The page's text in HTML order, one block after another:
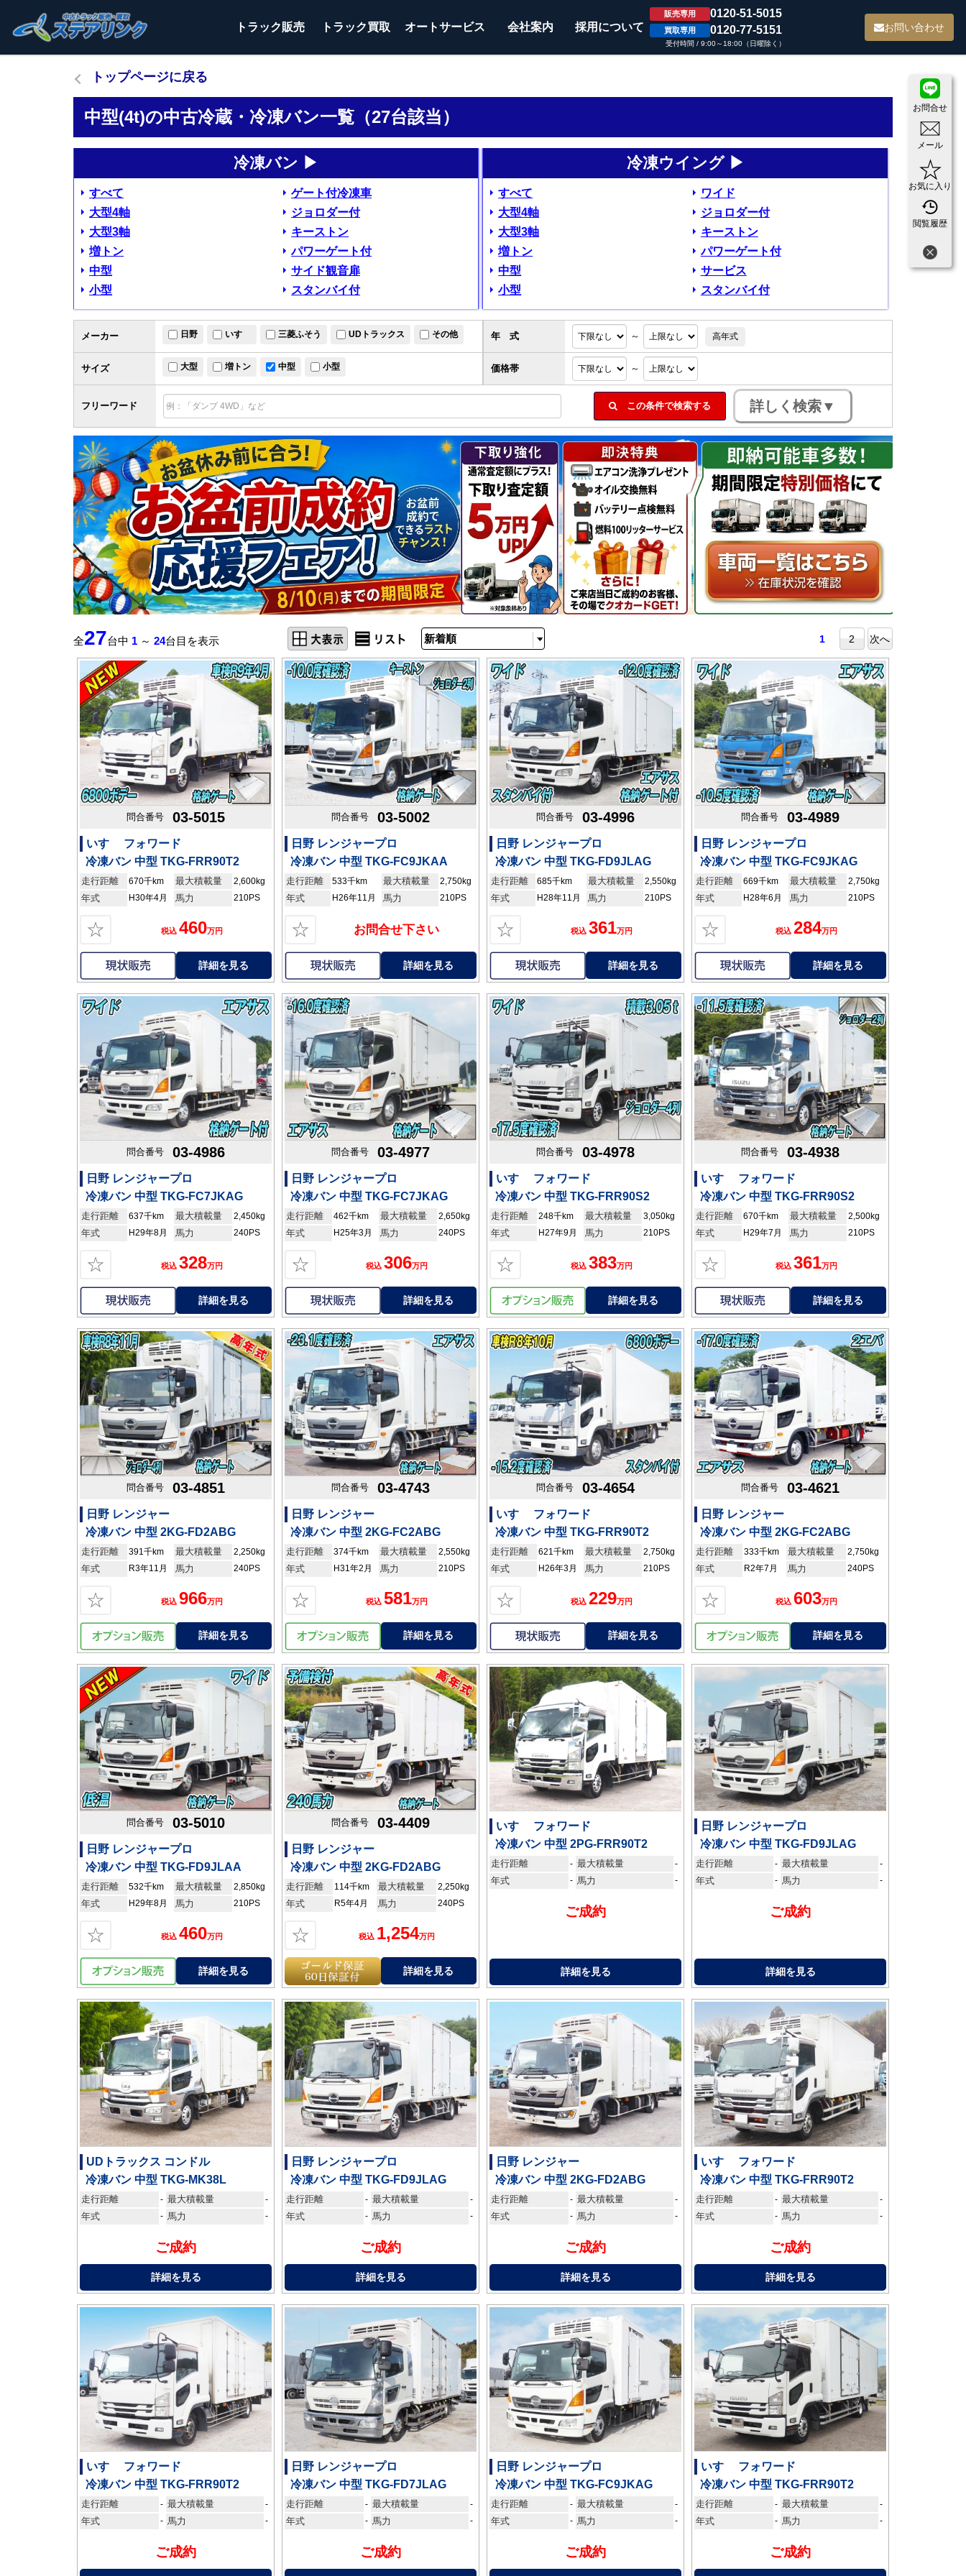
トラック販売 トラック買取 オートサービス 会社案内 採用について
販売専用 0120-51-5015
買取専用 0120-77-5151
受付時間 / 9:00～18:00（日曜除く）
お問い合わせ
お問合せ
メール
お気に入り
閲覧履歴
トップページに戻る
中型(4t)の中古冷蔵・冷凍バン一覧（27台該当）
冷凍ウイング ▶
すべて
大型4軸
大型3軸
増トン
中型
小型
ワイド
ジョロダー付
キーストン
パワーゲート付
サービス
スタンバイ付
冷凍バン ▶
すべて
大型4軸
大型3軸
増トン
中型
小型
ゲート付冷凍車
ジョロダー付
キーストン
パワーゲート付
サイド観音扉
スタンバイ付
サイズ 大型 増トン 中型 小型 価格帯 ～
フリーワード この条件で検索する
メーカー 日野 いすゞ 三菱ふそう UDトラックス その他 年 式 ～ 高年式
全27台中 1 ～ 24台目を表示 1 2 次へ
問合番号 03-5015
いすゞ フォワード
冷凍バン 中型 TKG-FRR90T2
走行距離 670千km 最大積載量 2,600kg
年式 H30年4月 馬力 210PS
☆ 税込 460万円
詳細を見る
問合番号 03-5002
日野 レンジャープロ
冷凍バン 中型 TKG-FC9JKAA
走行距離 533千km 最大積載量 2,750kg
年式 H26年11月 馬力 210PS
☆ お問合せ下さい
詳細を見る
問合番号 03-4996
日野 レンジャープロ
冷凍バン 中型 TKG-FD9JLAG
走行距離 685千km 最大積載量 2,550kg
年式 H28年11月 馬力 210PS
☆ 税込 361万円
詳細を見る
問合番号 03-4989
日野 レンジャープロ
冷凍バン 中型 TKG-FC9JKAG
走行距離 669千km 最大積載量 2,750kg
年式 H28年6月 馬力 210PS
☆ 税込 284万円
詳細を見る
問合番号 03-4986
日野 レンジャープロ
冷凍バン 中型 TKG-FC7JKAG
走行距離 637千km 最大積載量 2,450kg
年式 H29年8月 馬力 240PS
☆ 税込 328万円
詳細を見る
問合番号 03-4977
日野 レンジャープロ
冷凍バン 中型 TKG-FC7JKAG
走行距離 462千km 最大積載量 2,650kg
年式 H25年3月 馬力 240PS
☆ 税込 306万円
詳細を見る
問合番号 03-4978
いすゞ フォワード
冷凍バン 中型 TKG-FRR90S2
走行距離 248千km 最大積載量 3,050kg
年式 H27年9月 馬力 210PS
☆ 税込 383万円
詳細を見る
問合番号 03-4938
いすゞ フォワード
冷凍バン 中型 TKG-FRR90S2
走行距離 670千km 最大積載量 2,500kg
年式 H29年7月 馬力 210PS
☆ 税込 361万円
詳細を見る
問合番号 03-4851
日野 レンジャー
冷凍バン 中型 2KG-FD2ABG
走行距離 391千km 最大積載量 2,250kg
年式 R3年11月 馬力 240PS
☆ 税込 966万円
詳細を見る
問合番号 03-4743
日野 レンジャー
冷凍バン 中型 2KG-FC2ABG
走行距離 374千km 最大積載量 2,550kg
年式 H31年2月 馬力 210PS
☆ 税込 581万円
詳細を見る
問合番号 03-4654
いすゞ フォワード
冷凍バン 中型 TKG-FRR90T2
走行距離 621千km 最大積載量 2,750kg
年式 H26年3月 馬力 210PS
☆ 税込 229万円
詳細を見る
問合番号 03-4621
日野 レンジャー
冷凍バン 中型 2KG-FC2ABG
走行距離 333千km 最大積載量 2,750kg
年式 R2年7月 馬力 240PS
☆ 税込 603万円
詳細を見る
問合番号 03-5010
日野 レンジャープロ
冷凍バン 中型 TKG-FD9JLAA
走行距離 532千km 最大積載量 2,850kg
年式 H29年8月 馬力 210PS
☆ 税込 460万円
詳細を見る
問合番号 03-4409
日野 レンジャー
冷凍バン 中型 2KG-FD2ABG
走行距離 114千km 最大積載量 2,250kg
年式 R5年4月 馬力 240PS
☆ 税込 1,254万円
詳細を見る
いすゞ フォワード
冷凍バン 中型 2PG-FRR90T2
走行距離 - 最大積載量 -
年式 - 馬力 -
ご成約
詳細を見る
日野 レンジャープロ
冷凍バン 中型 TKG-FD9JLAG
走行距離 - 最大積載量 -
年式 - 馬力 -
ご成約
詳細を見る
UDトラックス コンドル
冷凍バン 中型 TKG-MK38L
走行距離 - 最大積載量 -
年式 - 馬力 -
ご成約
詳細を見る
日野 レンジャープロ
冷凍バン 中型 TKG-FD9JLAG
走行距離 - 最大積載量 -
年式 - 馬力 -
ご成約
詳細を見る
日野 レンジャー
冷凍バン 中型 2KG-FD2ABG
走行距離 - 最大積載量 -
年式 - 馬力 -
ご成約
詳細を見る
いすゞ フォワード
冷凍バン 中型 TKG-FRR90T2
走行距離 - 最大積載量 -
年式 - 馬力 -
ご成約
詳細を見る
いすゞ フォワード
冷凍バン 中型 TKG-FRR90T2
走行距離 - 最大積載量 -
年式 - 馬力 -
ご成約
日野 レンジャープロ
冷凍バン 中型 TKG-FD7JLAG
走行距離 - 最大積載量 -
年式 - 馬力 -
ご成約
日野 レンジャープロ
冷凍バン 中型 TKG-FC9JKAG
走行距離 - 最大積載量 -
年式 - 馬力 -
ご成約
いすゞ フォワード
冷凍バン 中型 TKG-FRR90T2
走行距離 - 最大積載量 -
年式 - 馬力 -
ご成約